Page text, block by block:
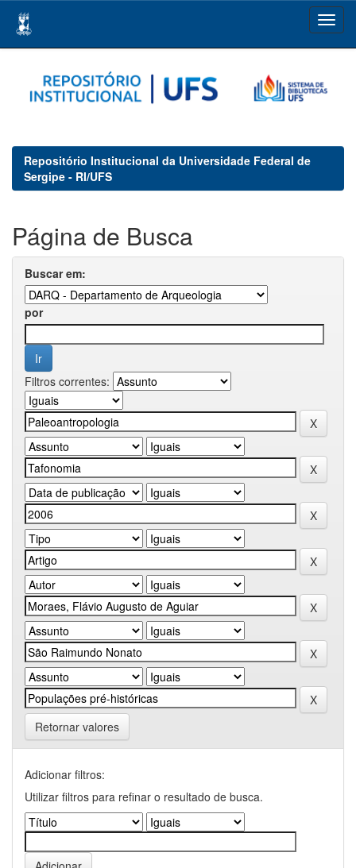
navigation
Repositório Institucional da Universidade Federal de
Sergipe - RI/UFS
Página de Busca
Buscar em:
por
Filtros correntes:
Retornar valores
Adicionar filtros:
Utilizar filtros para refinar o resultado de busca.